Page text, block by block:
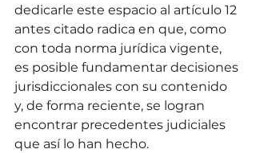
dedicarle este espacio al artículo 12
antes citado radica en que, como
con toda norma jurídica vigente,
es posible fundamentar decisiones
jurisdiccionales con su contenido
y, de forma reciente, se logran
encontrar precedentes judiciales
que así lo han hecho.